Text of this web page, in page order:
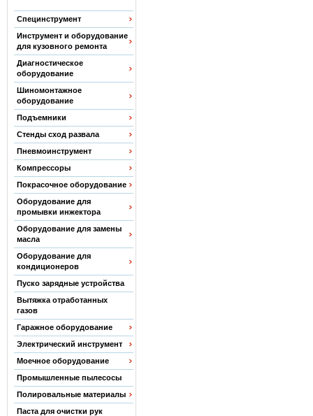
Специнструмент
Инструмент и оборудование
для кузовного ремонта
Диагностическое
оборудование
Шиномонтажное
оборудование
Подъемники
Стенды сход развала
Пневмоинструмент
Компрессоры
Покрасочное оборудование
Оборудование для
промывки инжектора
Оборудование для замены
масла
Оборудование для
кондиционеров
Пуско зарядные устройства
Вытяжка отработанных
газов
Гаражное оборудование
Электрический инструмент
Моечное оборудование
Промышленные пылесосы
Полировальные материалы
Паста для очистки рук